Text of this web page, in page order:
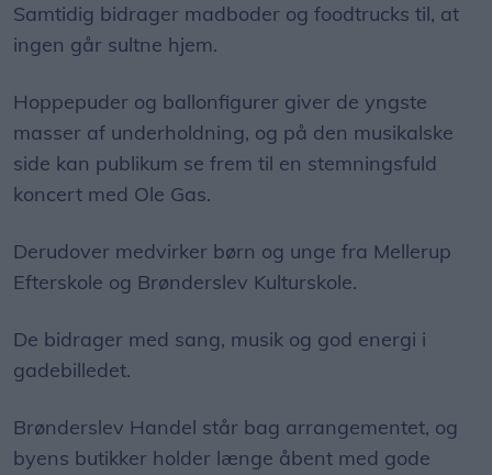
Samtidig bidrager madboder og foodtrucks til, at
ingen går sultne hjem.
Hoppepuder og ballonfigurer giver de yngste
masser af underholdning, og på den musikalske
side kan publikum se frem til en stemningsfuld
koncert med Ole Gas.
Derudover medvirker børn og unge fra Mellerup
Efterskole og Brønderslev Kulturskole.
De bidrager med sang, musik og god energi i
gadebilledet.
Brønderslev Handel står bag arrangementet, og
byens butikker holder længe åbent med gode